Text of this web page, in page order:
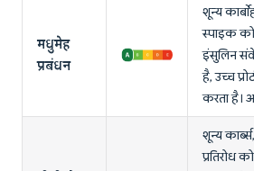
मधुमेह
प्रबंधन
शून्य
स्पाइक
इंसुलिन
है, उच्च
करता है।
शून्य
प्रतिरोध